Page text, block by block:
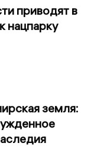
приводят в
нацпарку
земля: